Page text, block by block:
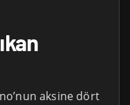
aksine dört